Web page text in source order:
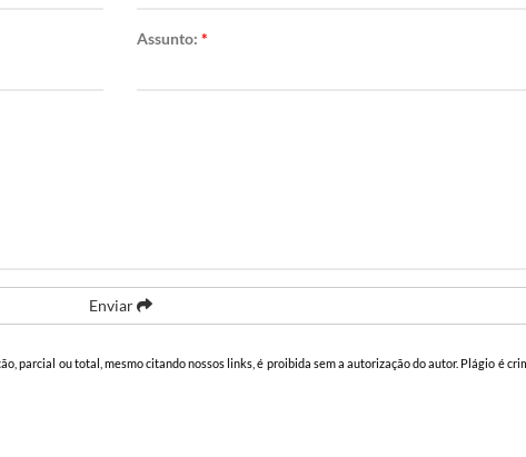
Assunto: *
Enviar
parcial ou total, mesmo citando nossos links, é proibida sem a autorização do autor. Plágio é